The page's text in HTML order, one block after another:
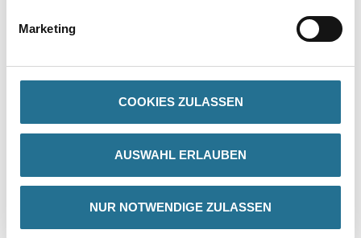
Marketing
COOKIES ZULASSEN
AUSWAHL ERLAUBEN
NUR NOTWENDIGE ZULASSEN
PRODUKTEIGENSCHAFTEN
- Aufnahme SL
ZUSATZINFOS